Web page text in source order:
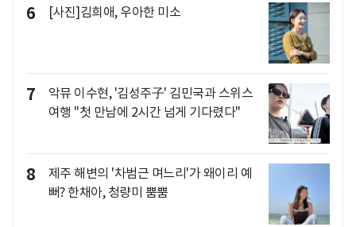
6 [사진]김희애, 우아한 미소
7
악뮤 이수현, '김성주子' 김민국과 스위스
여행 "첫 만남에 2시간 넘게 기다렸다"
8
제주 해변의 '차범근 며느리'가 왜이리 예
뻐? 한채아, 청량미 뿜뿜